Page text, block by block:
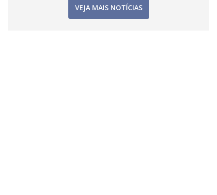
VEJA MAIS NOTÍCIAS